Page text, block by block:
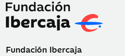
Fundación Ibercaja